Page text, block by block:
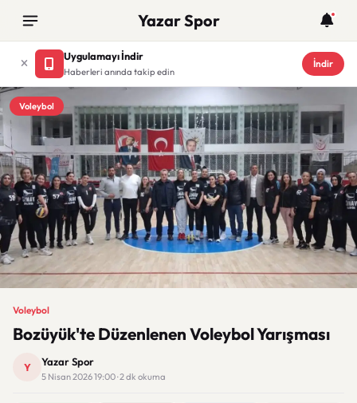
Yazar Spor
Uygulamayı İndir
Haberleri anında takip edin
İndir
Voleybol
Voleybol
Bozüyük'te Düzenlenen Voleybol Yarışması
Y Yazar Spor
5 Nisan 2026 19:00 · 2 dk okuma